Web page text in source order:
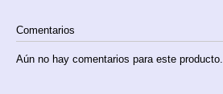
Comentarios
Aún no hay comentarios para este producto.